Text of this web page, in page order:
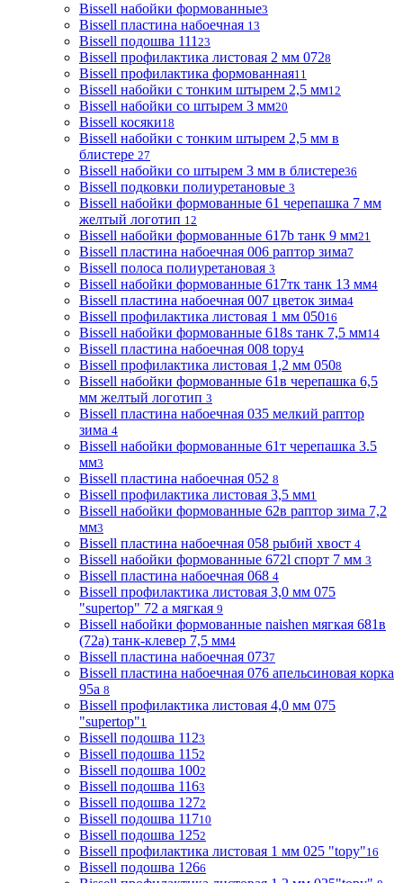
Bissell набойки формованные3
Bissell пластина набоечная 13
Bissell подошва 111 23
Bissell профилактика листовая 2 мм 0728
Bissell профилактика формованная11
Bissell набойки с тонким штырем 2,5 мм12
Bissell набойки со штырем 3 мм20
Bissell косяки18
Bissell набойки с тонким штырем 2,5 мм в
блистере 27
Bissell набойки со штырем 3 мм в блистере36
Bissell подковки полиуретановые 3
Bissell набойки формованные 61 черепашка 7 мм
желтый логотип 12
Bissell набойки формованные 617b танк 9 мм21
Bissell пластина набоечная 006 раптор зима7
Bissell полоса полиуретановая 3
Bissell набойки формованные 617тк танк 13 мм4
Bissell пластина набоечная 007 цветок зима4
Bissell профилактика листовая 1 мм 05016
Bissell набойки формованные 618s танк 7,5 мм14
Bissell пластина набоечная 008 topy4
Bissell профилактика листовая 1,2 мм 0508
Bissell набойки формованные 61в черепашка 6,5
мм желтый логотип 3
Bissell пластина набоечная 035 мелкий раптор
зима 4
Bissell набойки формованные 61т черепашка 3.5
мм3
Bissell пластина набоечная 052 8
Bissell профилактика листовая 3,5 мм1
Bissell набойки формованные 62в раптор зима 7,2
мм3
Bissell пластина набоечная 058 рыбий хвост 4
Bissell набойки формованные 672l спорт 7 мм 3
Bissell пластина набоечная 068 4
Bissell профилактика листовая 3,0 мм 075
"supertop" 72 а мягкая 9
Bissell набойки формованные naishen мягкая 681в
(72a) танк-клевер 7,5 мм4
Bissell пластина набоечная 0737
Bissell пластина набоечная 076 апельсиновая корка
95а 8
Bissell профилактика листовая 4,0 мм 075
"supertop"1
Bissell подошва 1123
Bissell подошва 1152
Bissell подошва 1002
Bissell подошва 1163
Bissell подошва 1272
Bissell подошва 11710
Bissell подошва 1252
Bissell профилактика листовая 1 мм 025 "topy"16
Bissell подошва 1266